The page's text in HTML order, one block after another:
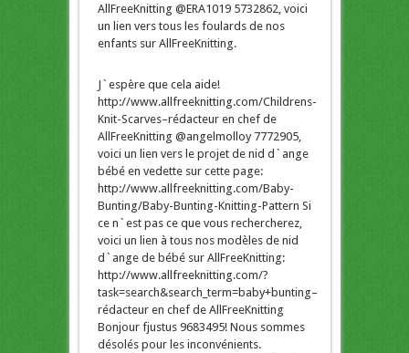
AllFreeKnitting @ERA1019 5732862, voici
un lien vers tous les foulards de nos
enfants sur AllFreeKnitting.
J`espère que cela aide!
http://www.allfreeknitting.com/Childrens-
Knit-Scarves–rédacteur en chef de
AllFreeKnitting @angelmolloy 7772905,
voici un lien vers le projet de nid d`ange
bébé en vedette sur cette page:
http://www.allfreeknitting.com/Baby-
Bunting/Baby-Bunting-Knitting-Pattern Si
ce n`est pas ce que vous rechercherez,
voici un lien à tous nos modèles de nid
d`ange de bébé sur AllFreeKnitting:
http://www.allfreeknitting.com/?
task=search&search_term=baby+bunting–
rédacteur en chef de AllFreeKnitting
Bonjour fjustus 9683495! Nous sommes
désolés pour les inconvénients.